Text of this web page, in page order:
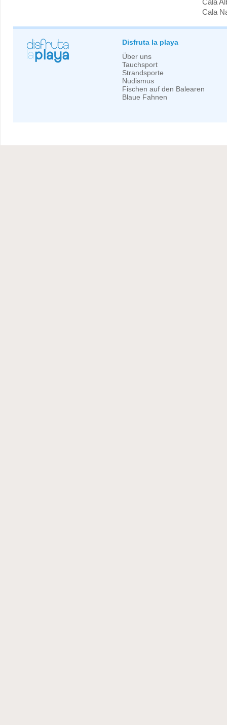
Cala
Cala
Disfruta la playa
Über uns
Tauchsport
Strandsporte
Nudismus
Fischen auf den Balearen
Blaue Fahnen